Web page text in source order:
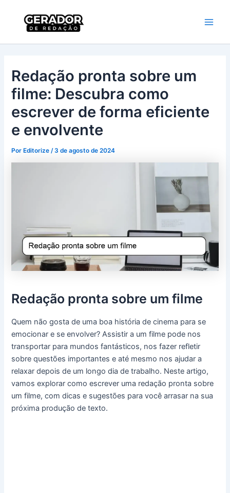
conteúdo
Redação pronta sobre um
filme: Descubra como
escrever de forma eficiente
e envolvente
Por Editorize/3 de agosto de 2024
Redação pronta sobre um filme
Quem não gosta de uma boa história de cinema para se
emocionar e se envolver? Assistir a um filme pode nos
transportar para mundos fantásticos, nos fazer refletir
sobre questões importantes e até mesmo nos ajudar a
relaxar depois de um longo dia de trabalho. Neste artigo,
vamos explorar como escrever uma redação pronta sobre
um filme, com dicas e sugestões para você arrasar na sua
próxima produção de texto.